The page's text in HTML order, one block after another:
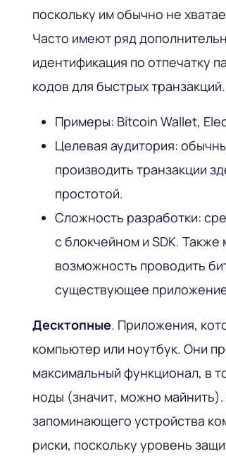
поскольку им обычно не
Часто имеют ряд
идентификация по отпечатку
кодов для быстрых транзакций.
Примеры: Bitcoin Wallet,
Целевая аудитория:
производить транзакции
простотой.
Сложность разработки:
с блокчейном и SDK.
возможность проводить
существующее
Десктопные. Приложения,
компьютер или ноутбук. Они
максимальный функционал, в
ноды (значит, можно
запоминающего устройства
риски, поскольку уровень